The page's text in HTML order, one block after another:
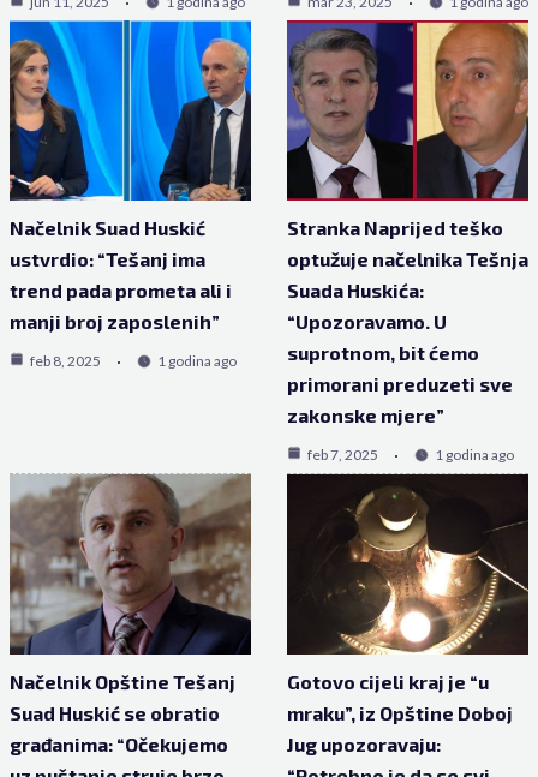
Načelnik Suad Huskić
ustvrdio: “Tešanj ima
trend pada prometa ali i
manji broj zaposlenih”
feb 8, 2025 1 godina ago
Stranka Naprijed teško
optužuje načelnika Tešnja
Suada Huskića:
“Upozoravamo. U
suprotnom, bit ćemo
primorani preduzeti sve
zakonske mjere”
feb 7, 2025 1 godina ago
Načelnik Opštine Tešanj
Suad Huskić se obratio
građanima: “Očekujemo
Gotovo cijeli kraj je “u
mraku”, iz Opštine Doboj
Jug upozoravaju: